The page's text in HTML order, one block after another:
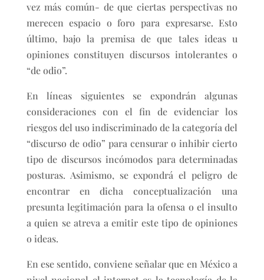
vez más común- de que ciertas perspectivas no
merecen espacio o foro para expresarse. Esto
último, bajo la premisa de que tales ideas u
opiniones constituyen discursos intolerantes o
“de odio”.
En líneas siguientes se expondrán algunas
consideraciones con el fin de evidenciar los
riesgos del uso indiscriminado de la categoría del
“discurso de odio” para censurar o inhibir cierto
tipo de discursos incómodos para determinadas
posturas. Asimismo, se expondrá el peligro de
encontrar en dicha conceptualización una
presunta legitimación para la ofensa o el insulto
a quien se atreva a emitir este tipo de opiniones
o ideas.
En ese sentido, conviene señalar que en México a